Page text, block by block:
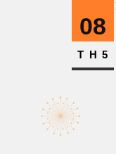
08
TH5